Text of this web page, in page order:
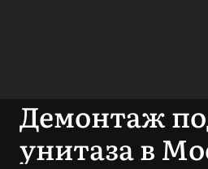
Демонтаж
унитаза в